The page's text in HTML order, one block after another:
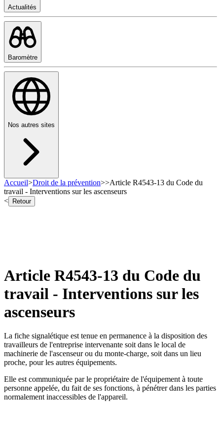
Actualités
Baromètre
Nos autres sites
Accueil>Droit de la prévention>>Article R4543-13 du Code du
travail - Interventions sur les ascenseurs
<
Retour
Article R4543-13 du Code du
travail - Interventions sur les
ascenseurs
La fiche signalétique est tenue en permanence à la disposition des
travailleurs de l'entreprise intervenante soit dans le local de
machinerie de l'ascenseur ou du monte-charge, soit dans un lieu
proche, pour les autres équipements.
Elle est communiquée par le propriétaire de l'équipement à toute
personne appelée, du fait de ses fonctions, à pénétrer dans les parties
normalement inaccessibles de l'appareil.